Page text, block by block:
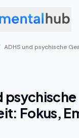
ADHS und psychische
psychische
Fokus,